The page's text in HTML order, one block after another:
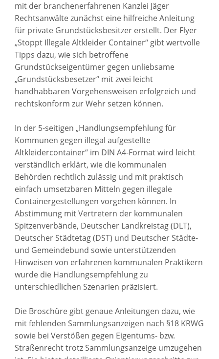
mit der branchenerfahrenen Kanzlei Jäger
Rechtsanwälte zunächst eine hilfreiche Anleitung
für private Grundstücksbesitzer erstellt. Der Flyer
„Stoppt Illegale Altkleider Container“ gibt wertvolle
Tipps dazu, wie sich betroffene
Grundstückseigentümer gegen unliebsame
„Grundstücksbesetzer“ mit zwei leicht
handhabbaren Vorgehensweisen erfolgreich und
rechtskonform zur Wehr setzen können.
In der 5-seitigen „Handlungsempfehlung für
Kommunen gegen illegal aufgestellte
Altkleidercontainer“ im DIN A4-Format wird leicht
verständlich erklärt, wie die kommunalen
Behörden rechtlich zulässig und mit praktisch
einfach umsetzbaren Mitteln gegen illegale
Containergestellungen vorgehen können. In
Abstimmung mit Vertretern der kommunalen
Spitzenverbände, Deutscher Landkreistag (DLT),
Deutscher Städtetag (DST) und Deutscher Städte-
und Gemeindebund sowie unterstützenden
Hinweisen von erfahrenen kommunalen Praktikern
wurde die Handlungsempfehlung zu
unterschiedlichen Szenarien präzisiert.
Die Broschüre gibt genaue Anleitungen dazu, wie
mit fehlenden Sammlungsanzeigen nach §18 KRWG
sowie bei Verstößen gegen Eigentums- bzw.
Straßenrecht trotz Sammlungsanzeige umzugehen